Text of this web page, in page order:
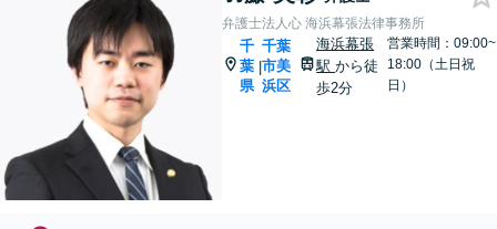
弁護士法人心 海浜幕張法律事務所
千
葉
県
|
千葉
市美
浜区
海浜幕張
駅から徒
歩2分
営業時間：09:00~
18:00（土日祝
日）